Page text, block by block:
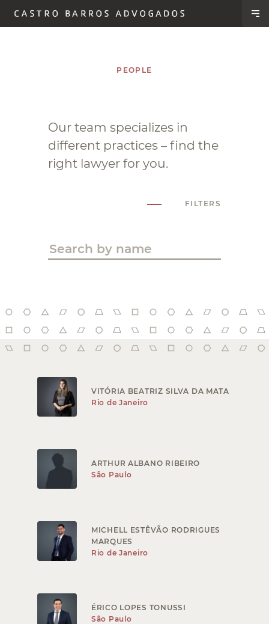
PEOPLE
Our team specializes in
different practices – find the
right lawyer for you.
FILTERS
VITÓRIA BEATRIZ SILVA DA MATA
Rio de Janeiro
ARTHUR ALBANO RIBEIRO
São Paulo
MICHELL ESTÊVÃO RODRIGUES
MARQUES
Rio de Janeiro
ÉRICO LOPES TONUSSI
São Paulo